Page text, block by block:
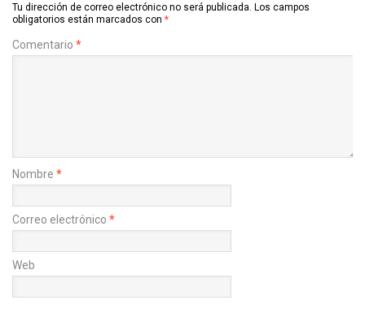
Tu dirección de correo electrónico no será publicada. Los campos
obligatorios están marcados con *
Comentario *
Nombre *
Correo electrónico *
Web